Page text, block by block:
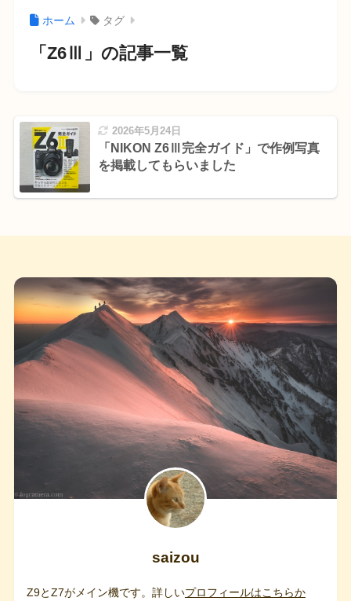
ホーム タグ
「Z6Ⅲ」の記事一覧
2026年5月24日
「NIKON Z6Ⅲ完全ガイド」で作例写真
を掲載してもらいました
saizou
Z9とZ7がメイン機です。詳しいプロフィールはこちらか